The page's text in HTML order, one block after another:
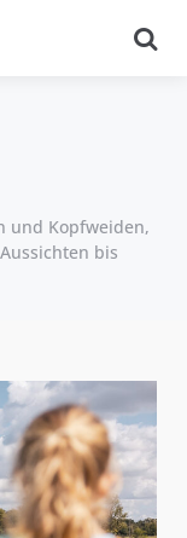
und Kopfweiden,
bis